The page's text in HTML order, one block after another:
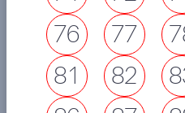
76
77
81
82